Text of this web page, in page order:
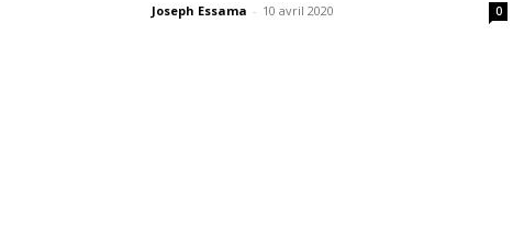
Joseph Essama - 10 avril 2020 0